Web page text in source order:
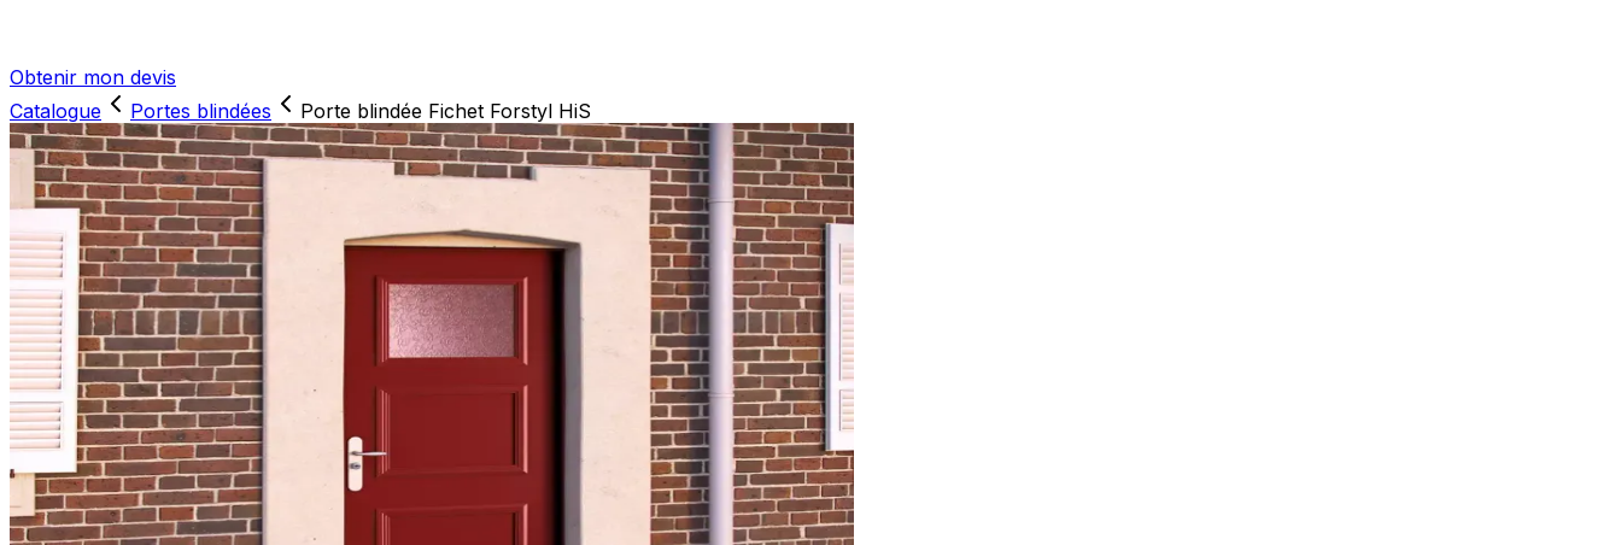
Obtenir mon devis
Catalogue
Portes blindées Porte blindée Fichet Forstyl HiS